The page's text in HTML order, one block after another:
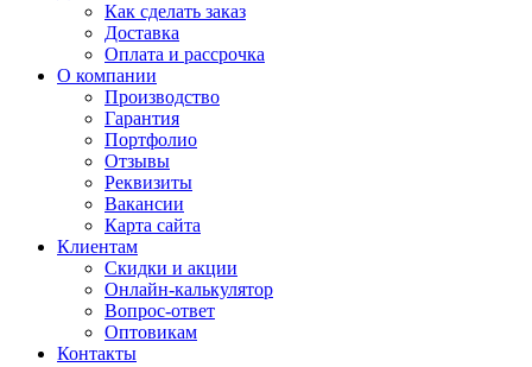
Как сделать заказ
Доставка
Оплата и рассрочка
О компании
Производство
Гарантия
Портфолио
Отзывы
Реквизиты
Вакансии
Карта сайта
Клиентам
Скидки и акции
Онлайн-калькулятор
Вопрос-ответ
Оптовикам
Контакты